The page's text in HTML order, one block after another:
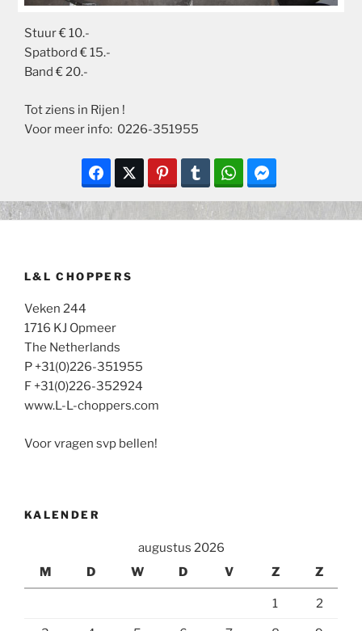
Stuur € 10.-
Spatbord € 15.-
Band € 20.-
Tot ziens in Rijen !
Voor meer info: 0226-351955
L&L CHOPPERS
Veken 244
1716 KJ Opmeer
The Netherlands
P +31(0)226-351955
F +31(0)226-352924
www.L-L-choppers.com
Voor vragen svp bellen!
KALENDER
augustus 2026
M
D W D V Z Z
1 2